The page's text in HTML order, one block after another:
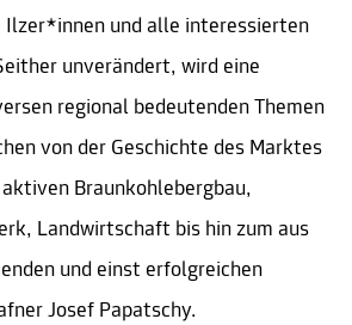
und alle interessierten
unverändert, wird eine
regional bedeutenden Themen
von der Geschichte des Marktes
Braunkohlebergbau,
Landwirtschaft bis hin zum aus
und einst erfolgreichen
Josef Papatschy.